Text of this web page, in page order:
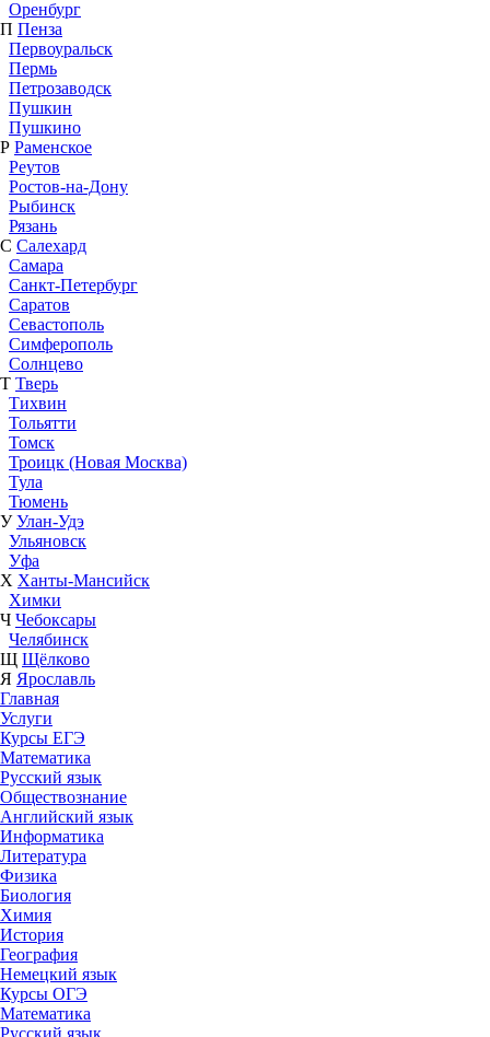
Оренбург
П Пенза
Первоуральск
Пермь
Петрозаводск
Пушкин
Пушкино
Р Раменское
Реутов
Ростов-на-Дону
Рыбинск
Рязань
С Салехард
Самара
Санкт-Петербург
Саратов
Севастополь
Симферополь
Солнцево
Т Тверь
Тихвин
Тольятти
Томск
Троицк (Новая Москва)
Тула
Тюмень
У Улан-Удэ
Ульяновск
Уфа
Х Ханты-Мансийск
Химки
Ч Чебоксары
Челябинск
Щ Щёлково
Я Ярославль
Главная
Услуги
Курсы ЕГЭ
Математика
Русский язык
Обществознание
Английский язык
Информатика
Литература
Физика
Биология
Химия
История
География
Немецкий язык
Курсы ОГЭ
Математика
Русский язык